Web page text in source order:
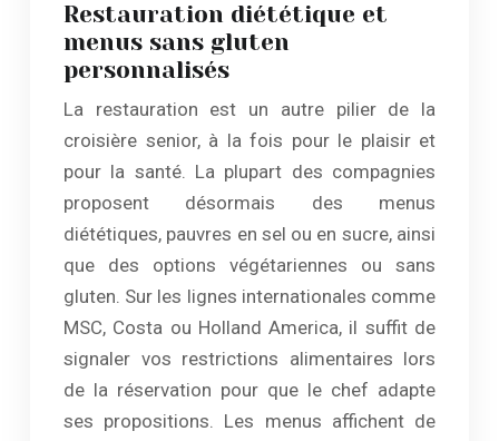
Restauration diététique et
menus sans gluten
personnalisés
La restauration est un autre pilier de la
croisière senior, à la fois pour le plaisir et
pour la santé. La plupart des compagnies
proposent désormais des menus
diététiques, pauvres en sel ou en sucre, ainsi
que des options végétariennes ou sans
gluten. Sur les lignes internationales comme
MSC, Costa ou Holland America, il suffit de
signaler vos restrictions alimentaires lors
de la réservation pour que le chef adapte
ses propositions. Les menus affichent de